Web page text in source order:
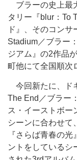
ブラーの史上最
タリー『blur：To
ド』、そのコン
Stadium／ブラー
ジアム』の2作品
町他にて全国順次
今回新たに、ド
The End／ブラー
ス・イーストボー
シーンに合わせて
『さらば青春の
ントをしているシ